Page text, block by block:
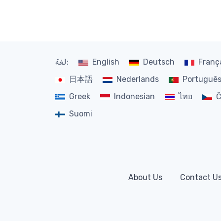
لغة: English Deutsch
日本語
Nederlands Português
Greek
Indonesian ไทย
Suomi
About Us Contact